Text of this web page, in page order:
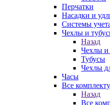
Перчатки
Насадки и
Системы
Чехлы и
Назад
Чехлы и
Тубусы
Чехлы
Часы
Все
Назад
Все